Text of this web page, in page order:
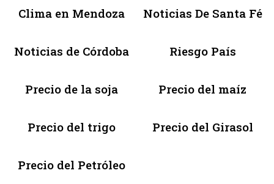
Clima en Mendoza Noticias De Santa Fé
Noticias de Córdoba Riesgo País
Precio de la soja Precio del maíz
Precio del trigo Precio del Girasol
Precio del Petróleo